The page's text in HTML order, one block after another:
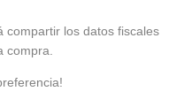
compartir los datos fiscales
compra.